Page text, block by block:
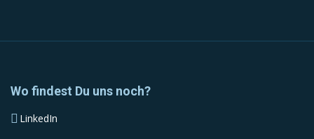
Wo findest Du uns noch?
LinkedIn